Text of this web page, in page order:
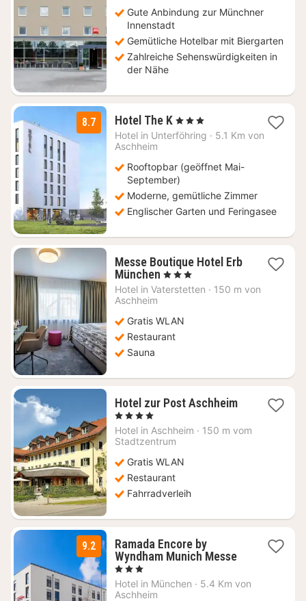
Gute Anbindung zur Münchner
Innenstadt
Gemütliche Hotelbar mit Biergarten
Zahlreiche Sehenswürdigkeiten in
der Nähe
8.7 Hotel The K1
Nacht
€
, 3 Sterne
Hotel in Unterföhring · 5.1 Km von
Aschheim
Rooftopbar (geöffnet Mai-
September)
Moderne, gemütliche Zimmer
Englischer Garten und Feringasee
Messe Boutique Hotel Erb
München 1
Nacht
€
, 3 Sterne
Hotel in Vaterstetten · 150 m von
Aschheim
Gratis WLAN
Restaurant
Sauna
Hotel zur Post Aschheim1
ab
, 4 Sterne
Hotel in Aschheim · 150 m vom
Stadtzentrum
Gratis WLAN
Restaurant
Fahrradverleih
9.2
Ramada Encore by
Wyndham Munich Messe1
ab
, 3 Sterne
Hotel in München · 5.4 Km von
Aschheim